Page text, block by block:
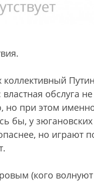
коллективный
обслуга
но при этом
бы, у
но играют
(кого